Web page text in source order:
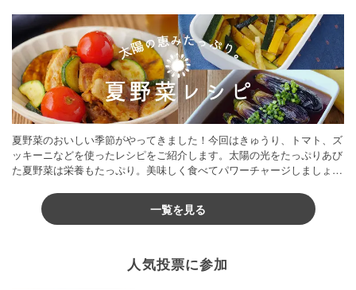
夏野菜のおいしい季節がやってきました！今回はきゅうり、トマト、ズ
ッキーニなどを使ったレシピをご紹介します。太陽の光をたっぷりあび
た夏野菜は栄養もたっぷり。美味しく食べてパワーチャージしましょう
一覧を見る
人気投票に参加